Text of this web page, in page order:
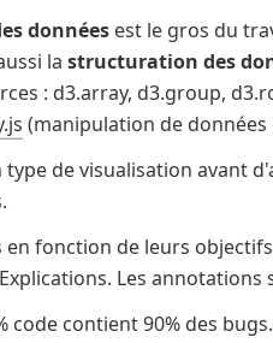
données est le gros du
la structuration des
: d3.array, d3.group,
(manipulation de données
type de visualisation avant
en fonction de leurs
Les annotations
code contient 90% des